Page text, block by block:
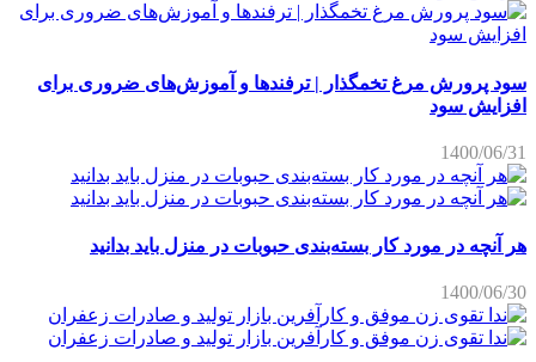
سود پرورش مرغ تخمگذار | ترفندها و آموزش‌های ضروری برای
افزایش سود
1400/06/31
هر آنچه در مورد کار بسته‌بندی حبوبات در منزل باید بدانید
1400/06/30